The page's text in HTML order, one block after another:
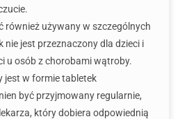
również używany w szczególnych
nie jest przeznaczony dla dzieci i
u osób z chorobami wątroby.
jest w formie tabletek
być przyjmowany regularnie,
który dobiera odpowiednią